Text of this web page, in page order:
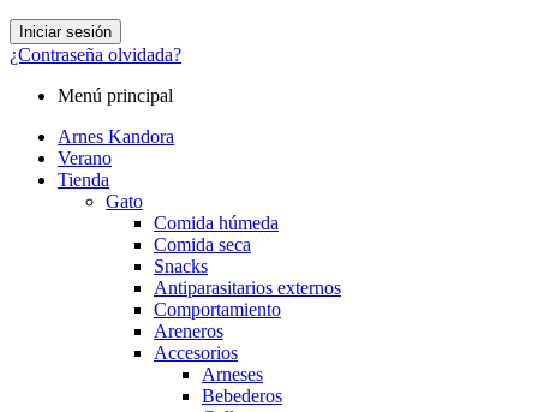
Iniciar sesión
¿Contraseña olvidada?
Menú principal
Arnes Kandora
Verano
Tienda
Gato
Comida húmeda
Comida seca
Snacks
Antiparasitarios externos
Comportamiento
Areneros
Accesorios
Arneses
Bebederos